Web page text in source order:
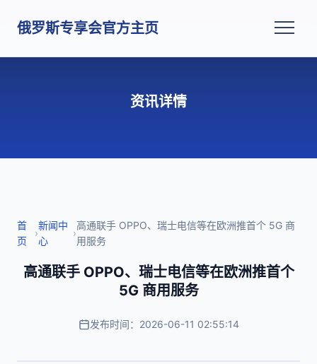
俄罗斯专享会官方主页
资讯详情
首
页
›
新闻中
心
›
高通联手 OPPO、瑞士电信等在欧洲推首个 5G 商
用服务
高通联手 OPPO、瑞士电信等在欧洲推首个
5G 商用服务
发布时间：2026-06-11 02:55:14